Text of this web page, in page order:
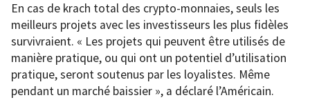
En cas de krach total des crypto-monnaies, seuls les
meilleurs projets avec les investisseurs les plus fidèles
survivraient. « Les projets qui peuvent être utilisés de
manière pratique, ou qui ont un potentiel d’utilisation
pratique, seront soutenus par les loyalistes. Même
pendant un marché baissier », a déclaré l’Américain.